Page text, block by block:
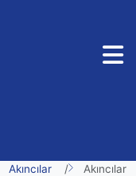
Akıncılar Akıncılar